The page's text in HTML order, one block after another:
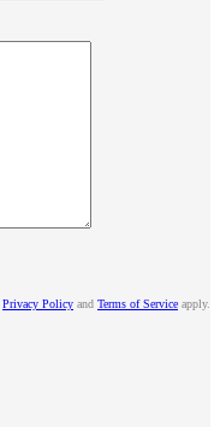
Privacy Policy and Terms of Service apply.